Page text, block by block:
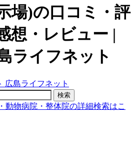
場)の口コミ・評
想・レビュー |
ライフネット
動物病院・整体院の詳細検索はこ